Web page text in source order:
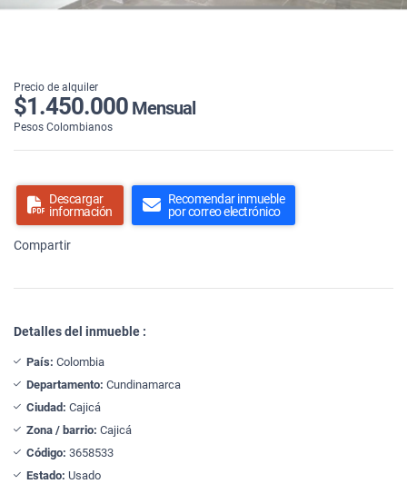
Precio de alquiler
$1.450.000 Mensual
Pesos Colombianos
Descargar
información
Recomendar inmueble
por correo electrónico
Compartir
Detalles del inmueble :
País: Colombia
Departamento: Cundinamarca
Ciudad: Cajicá
Zona / barrio: Cajicá
Código: 3658533
Estado: Usado